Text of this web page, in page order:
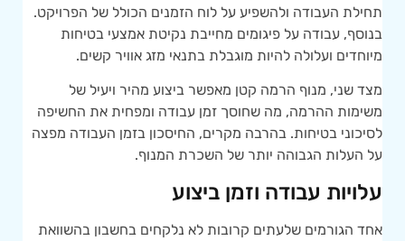
תחילת העבודה ולהשפיע על לוח הזמנים הכולל של הפרויקט.
בנוסף, עבודה על פיגומים מחייבת נקיטת אמצעי בטיחות
מיוחדים ועלולה להיות מוגבלת בתנאי מזג אוויר קשים.
מצד שני, מנוף הרמה קטן מאפשר ביצוע מהיר ויעיל של
משימות ההרמה, מה שחוסך זמן עבודה ומפחית את החשיפה
לסיכוני בטיחות. בהרבה מקרים, החיסכון בזמן העבודה מפצה
על העלות הגבוהה יותר של השכרת המנוף.
עלויות עבודה וזמן ביצוע
אחד הגורמים שלעתים קרובות לא נלקחים בחשבון בהשוואת